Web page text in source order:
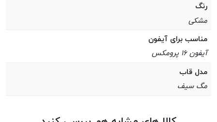
رنگ
مشکی
مناسب برای آیفون
آيفون ۱۶ پرومکس
مدل قاب
مگ سیف